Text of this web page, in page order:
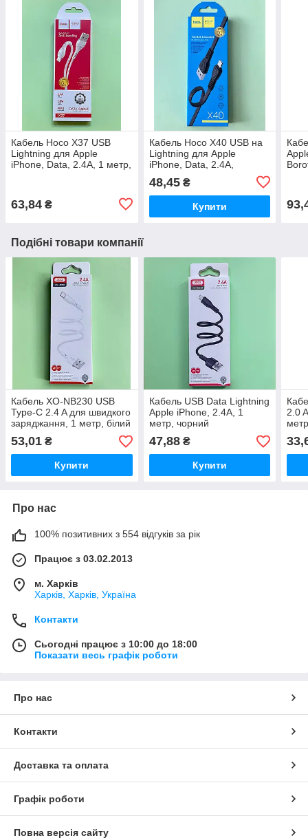
Кабель Hoco X37 USB
Lightning для Apple
iPhone, Data, 2.4А, 1 метр,
63,84 ₴
Кабель Hoco X40 USB на
Lightning для Apple
iPhone, Data, 2.4А,
плоский профіль, 1 метр,
чорний
48,45₴
Купити
Подібні товари компанії
Кабель XO-NB230 USB
Type-C 2.4 A для швидкого
заряджання, 1 метр, білий
53,01 ₴
Купити
Кабель USB Data Lightning
Apple iPhone, 2.4А, 1
метр, чорний
47,88₴
Купити
2.0
Про нас
100% позитивних з 554 відгуків за рік
Працює з 03.02.2013
м. Харків
Харків, Харків, Україна
Контакти
Сьогодні працює з 10:00 до 18:00
Показати весь графік роботи
Про нас
Контакти
Доставка та оплата
Графік роботи
Повна версія сайту